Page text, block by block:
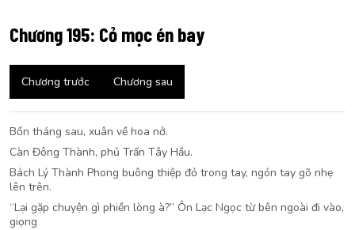
Chương 195: Cỏ mọc én bay
Chương trước Chương sau
Bốn tháng sau, xuân về hoa nở.
Càn Đông Thành, phủ Trấn Tây Hầu.
Bách Lý Thành Phong buông thiệp đỏ trong tay, ngón tay gõ nhẹ
lên trên.
“Lại gặp chuyện gì phiền lòng à?” Ôn Lạc Ngọc từ bên ngoài đi vào,
giọng